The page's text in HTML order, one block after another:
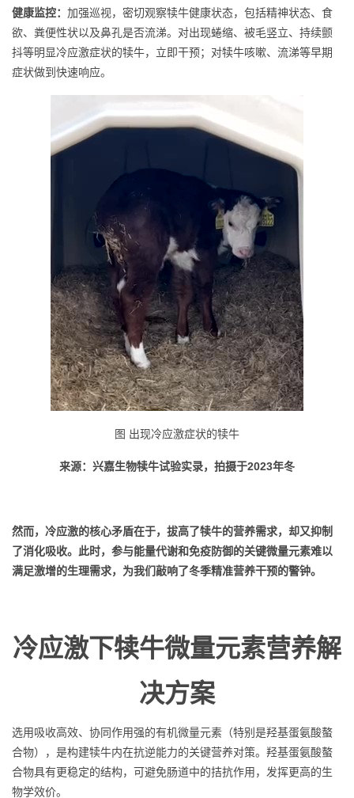
健康监控： 加强巡视，密切观察犊牛健康状态，包括精神状态、食
欲、粪便性状以及鼻孔是否流涕。对出现蜷缩、被毛竖立、持续颤
抖等明显冷应激症状的犊牛，立即干预；对犊牛咳嗽、流涕等早期
症状做到快速响应。
图 出现冷应激症状的犊牛
来源：兴嘉生物犊牛试验实录，拍摄于2023年冬
然而，冷应激的核心矛盾在于，拔高了犊牛的营养需求，却又抑制
了消化吸收。此时，参与能量代谢和免疫防御的关键微量元素难以
满足激增的生理需求，为我们敲响了冬季精准营养干预的警钟。
冷应激下犊牛微量元素营养解
决方案
选用吸收高效、协同作用强的有机微量元素（特别是羟基蛋氨酸螯
合物），是构建犊牛内在抗逆能力的关键营养对策。羟基蛋氨酸螯
合物具有更稳定的结构，可避免肠道中的拮抗作用，发挥更高的生
物学效价。